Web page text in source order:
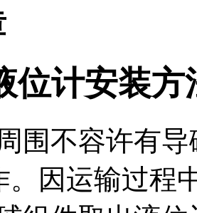
位计安装方
不容许有导
。因运输过程